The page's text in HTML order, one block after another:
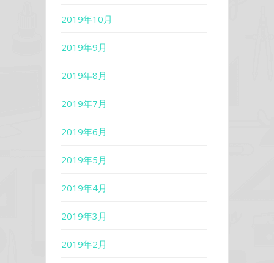
2019年10月
2019年9月
2019年8月
2019年7月
2019年6月
2019年5月
2019年4月
2019年3月
2019年2月